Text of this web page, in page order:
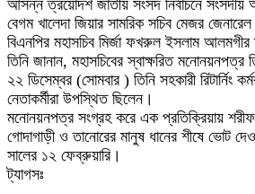
আসন্ন ত্রয়োদশ জাতীয় সংসদ নির্বাচনে সংসদীয়
বেগম খালেদা জিয়ার সামরিক সচিব মেজর
বিএনপির মহাসচিব মির্জা ফখরুল ইসলাম আলমগীর
তিনি জানান, মহাসচিবের স্বাক্ষরিত মনোনয়নপত্র
২২ ডিসেম্বর (সোমবার ) তিনি সহকারী
নেতাকর্মীরা উপস্থিত ছিলেন।
মনোনয়নপত্র সংগ্রহ করে এক প্রতিক্রিয়ায় শরীফ
গোদাগাড়ী ও তানোরের মানুষ ধানের শীষে ভোট
সালের ১২ ফেব্রুয়ারি।
ট্যাগসঃ